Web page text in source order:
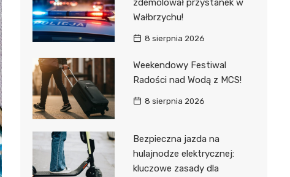
zdemolował przystanek w
Wałbrzychu!
8 sierpnia 2026
Weekendowy Festiwal
Radości nad Wodą z MCS!
8 sierpnia 2026
Bezpieczna jazda na
hulajnodze elektrycznej:
kluczowe zasady dla